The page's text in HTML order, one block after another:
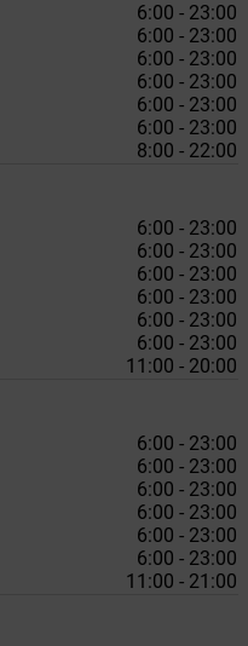
6:00 - 23:00
6:00 - 23:00
6:00 - 23:00
6:00 - 23:00
6:00 - 23:00
6:00 - 23:00
8:00 - 22:00
6:00 - 23:00
6:00 - 23:00
6:00 - 23:00
6:00 - 23:00
6:00 - 23:00
6:00 - 23:00
11:00 - 20:00
6:00 - 23:00
6:00 - 23:00
6:00 - 23:00
6:00 - 23:00
6:00 - 23:00
6:00 - 23:00
11:00 - 21:00